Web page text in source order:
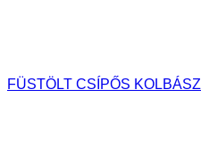
FÜSTÖLT CSÍPŐS KOLBÁSZ